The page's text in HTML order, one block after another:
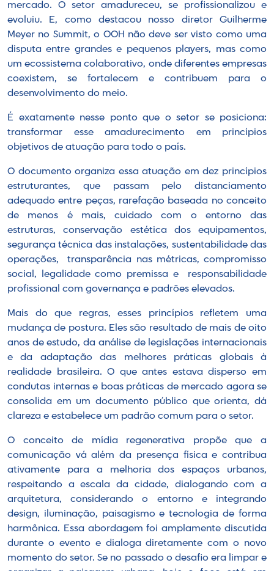
mercado. O setor amadureceu, se profissionalizou e
evoluiu. E, como destacou nosso diretor Guilherme
Meyer no Summit, o OOH não deve ser visto como uma
disputa entre grandes e pequenos players, mas como
um ecossistema colaborativo, onde diferentes empresas
coexistem, se fortalecem e contribuem para o
desenvolvimento do meio.
É exatamente nesse ponto que o setor se posiciona:
transformar esse amadurecimento em princípios
objetivos de atuação para todo o país.
O documento organiza essa atuação em dez princípios
estruturantes, que passam pelo distanciamento
adequado entre peças, rarefação baseada no conceito
de menos é mais, cuidado com o entorno das
estruturas, conservação estética dos equipamentos,
segurança técnica das instalações, sustentabilidade das
operações, transparência nas métricas, compromisso
social, legalidade como premissa e responsabilidade
profissional com governança e padrões elevados.
Mais do que regras, esses princípios refletem uma
mudança de postura. Eles são resultado de mais de oito
anos de estudo, da análise de legislações internacionais
e da adaptação das melhores práticas globais à
realidade brasileira. O que antes estava disperso em
condutas internas e boas práticas de mercado agora se
consolida em um documento público que orienta, dá
clareza e estabelece um padrão comum para o setor.
O conceito de mídia regenerativa propõe que a
comunicação vá além da presença física e contribua
ativamente para a melhoria dos espaços urbanos,
respeitando a escala da cidade, dialogando com a
arquitetura, considerando o entorno e integrando
design, iluminação, paisagismo e tecnologia de forma
harmônica. Essa abordagem foi amplamente discutida
durante o evento e dialoga diretamente com o novo
momento do setor. Se no passado o desafio era limpar e